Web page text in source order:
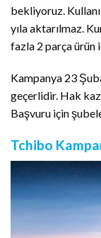
bekliyoruz.
yıla aktarılmaz.
fazla 2 parça ürün
Kampanya 23
geçerlidir. Hak
Başvuru için
Tchibo